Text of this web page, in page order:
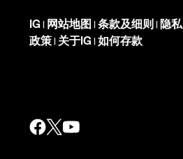
IG | 网站地图 | 条款及细则 | 隐私
政策 | 关于IG | 如何存款